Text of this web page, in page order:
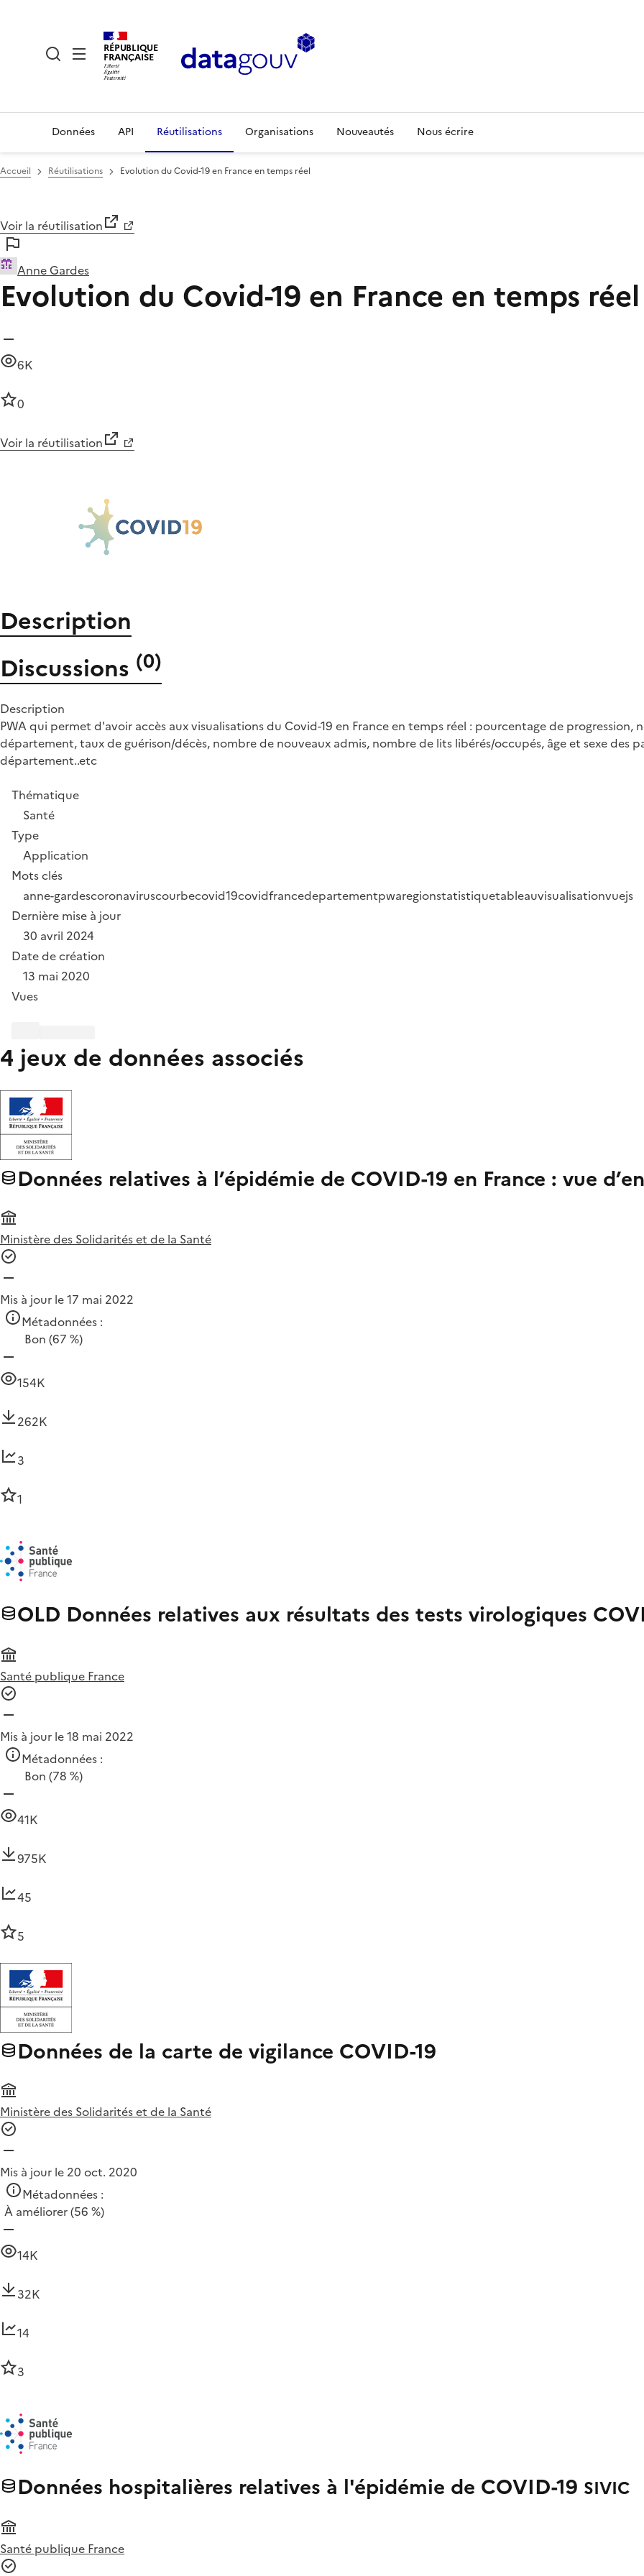
RÉPUBLIQUE
FRANÇAISE
Données API Réutilisations Organisations Nouveautés Nous écrire
Accueil Réutilisations Evolution du Covid-19 en France en temps réel
Voir la réutilisation
Anne Gardes
Evolution du Covid-19 en France en temps réel
6K
0
Voir la réutilisation
Description
Discussions (0)
Description
PWA qui permet d'avoir accès aux visualisations du Covid-19 en France en temps réel : pourcentage de
département, taux de guérison/décès, nombre de nouveaux admis, nombre de lits libérés/occupés, âge et sexe des
département..etc
Thématique
Santé
Type
Application
Mots clés
anne-gardescoronaviruscourbecovid19covidfrancedepartementpwaregionstatistiquetableauvisualisationvuejs
Dernière mise à jour
30 avril 2024
Date de création
13 mai 2020
Vues
4 jeux de données associés
Données relatives à l’épidémie de COVID-19 en France : vue
Ministère des Solidarités et de la Santé
Mis à jour le 17 mai 2022
Métadonnées :
Bon (67 %)
154K
262K
3
1
OLD Données relatives aux résultats des tests virologiques
Santé publique France
Mis à jour le 18 mai 2022
Métadonnées :
Bon (78 %)
41K
975K
45
5
Données de la carte de vigilance COVID-19
Ministère des Solidarités et de la Santé
Mis à jour le 20 oct. 2020
Métadonnées :
À améliorer(56 %)
14K
32K
14
3
Données hospitalières relatives à l'épidémie de COVID-19 SIVIC
Santé publique France